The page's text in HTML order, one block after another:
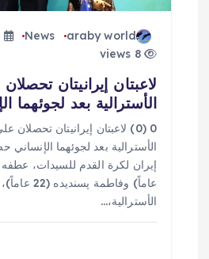
araby world
News
8 views
لاعبتان إيرانيتان
الأسترالية بعد لجوئهما
0 (0) لاعبتان إيرانيتان تحصلان
الأسترالية بعد لجوئهما
عاماً) وفاطمة
الأسترالية،…